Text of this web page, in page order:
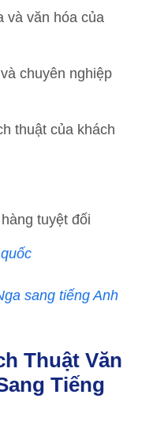
và văn hóa của
chuyên nghiệp
thuật của khách
tuyệt đối
sang tiếng Anh
Thuật Văn
Tiếng